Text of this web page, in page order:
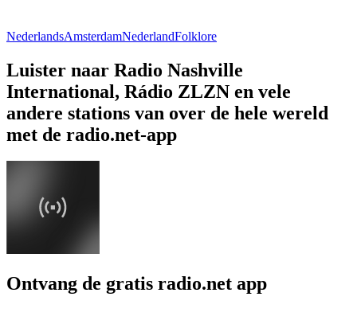
NederlandsAmsterdamNederlandFolklore
Luister naar Radio Nashville
International, Rádio ZLZN en vele
andere stations van over de hele wereld
met de radio.net-app
Ontvang de gratis radio.net app